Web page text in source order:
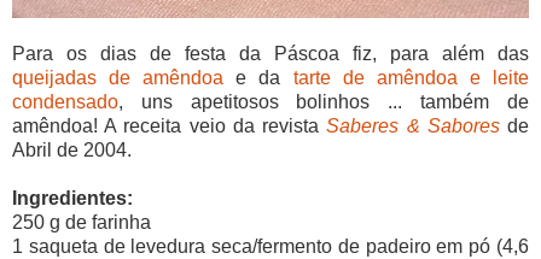
Para os dias de festa da Páscoa fiz, para além das
queijadas de amêndoa e da tarte de amêndoa e leite
condensado, uns apetitosos bolinhos ... também de
amêndoa! A receita veio da revistaSaberes & Saboresde
Abril de 2004.
Ingredientes:
250 g de farinha
1 saqueta de levedura seca/fermento de padeiro em pó (4,6